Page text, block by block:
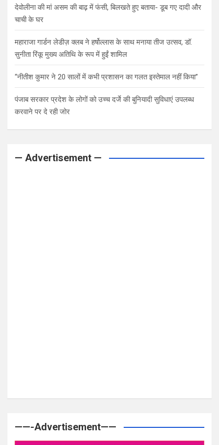
देवोलीना की मां असम की बाढ़ में फंसी, बिलखते हुए बताया- डूब गए दादी और
चाची के घर
महाराजा गार्डन लेडीज़ क्लब ने हर्षोल्लास के साथ मनाया तीज उत्सव, डॉ.
सुनीता रिंकू मुख्य अतिथि के रूप में हुईं शामिल
“नीतीश कुमार ने 20 सालों में कभी प्रशासन का गलत इस्तेमाल नहीं किया”
पंजाब सरकार प्रदेश के लोगों को उच्च दर्जे की बुनियादी सुविधाएं उपलब्ध
करवाने पर दे रही जोर
— Advertisement —
——-Advertisement——